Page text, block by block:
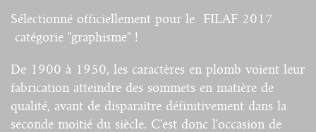
Sélectionné officiellement pour le FILAF 2017
catégorie "graphisme" !
De 1900 à 1950, les caractères en plomb voient leur
fabrication atteindre des sommets en matière de
qualité, avant de disparaître définitivement dans la
seconde moitié du siècle. C'est donc l'occasion de